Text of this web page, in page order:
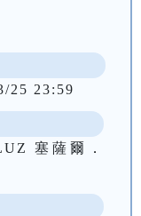
25 23:59
塞薩爾．